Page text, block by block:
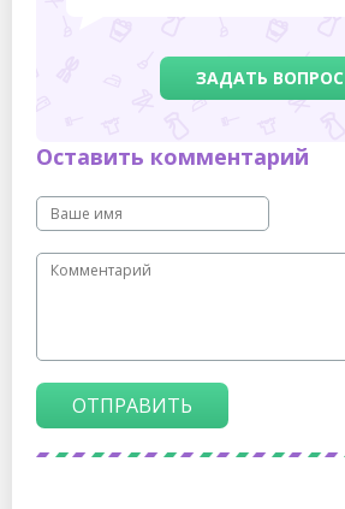
ЗАДАТЬ ВОПРОС
Оставить комментарий
ОТПРАВИТЬ